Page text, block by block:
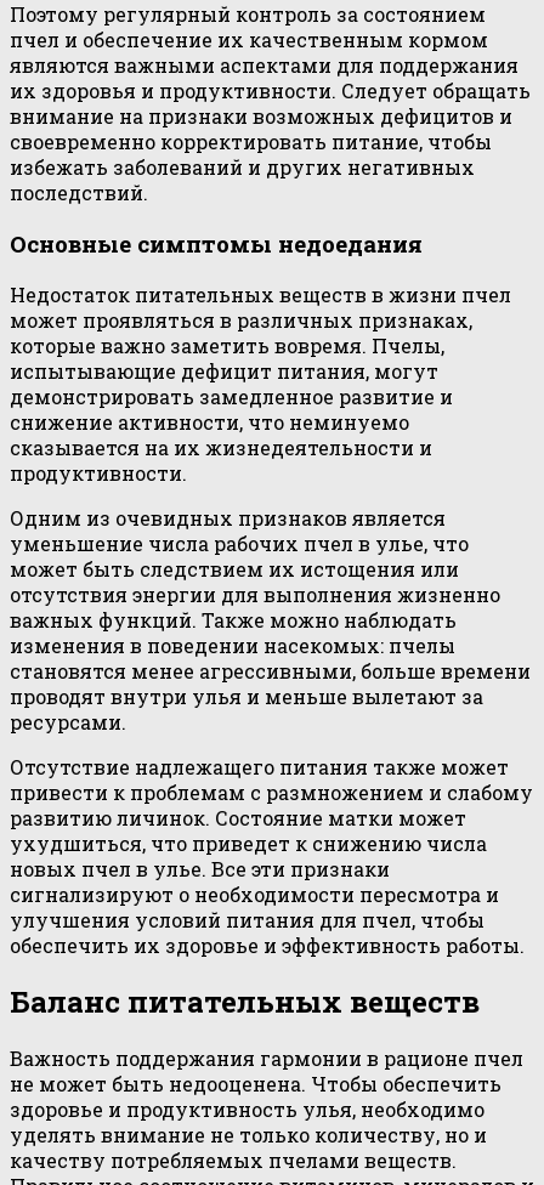
Поэтому регулярный контроль за состоянием
пчел и обеспечение их качественным кормом
являются важными аспектами для поддержания
их здоровья и продуктивности. Следует обращать
внимание на признаки возможных дефицитов и
своевременно корректировать питание, чтобы
избежать заболеваний и других негативных
последствий.
Основные симптомы недоедания
Недостаток питательных веществ в жизни пчел
может проявляться в различных признаках,
которые важно заметить вовремя. Пчелы,
испытывающие дефицит питания, могут
демонстрировать замедленное развитие и
снижение активности, что неминуемо
сказывается на их жизнедеятельности и
продуктивности.
Одним из очевидных признаков является
уменьшение числа рабочих пчел в улье, что
может быть следствием их истощения или
отсутствия энергии для выполнения жизненно
важных функций. Также можно наблюдать
изменения в поведении насекомых: пчелы
становятся менее агрессивными, больше времени
проводят внутри улья и меньше вылетают за
ресурсами.
Отсутствие надлежащего питания также может
привести к проблемам с размножением и слабому
развитию личинок. Состояние матки может
ухудшиться, что приведет к снижению числа
новых пчел в улье. Все эти признаки
сигнализируют о необходимости пересмотра и
улучшения условий питания для пчел, чтобы
обеспечить их здоровье и эффективность работы.
Баланс питательных веществ
Важность поддержания гармонии в рационе пчел
не может быть недооценена. Чтобы обеспечить
здоровье и продуктивность улья, необходимо
уделять внимание не только количеству, но и
качеству потребляемых пчелами веществ.